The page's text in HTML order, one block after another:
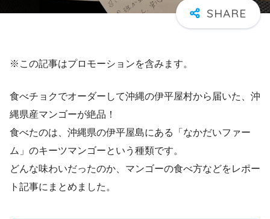
※この記事はプロモーションを含みます。
食べチョクでオーダーして沖縄の伊平屋村から届いた、沖
縄県産マンゴーが絶品！
食べたのは、沖縄県の伊平屋島にある「なかだいファー
ム」のキーツマンゴーという種類です。
どんな味わいだったのか、マンゴーの食べ方などをレポー
ト記事にまとめました。